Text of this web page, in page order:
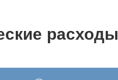
расходы